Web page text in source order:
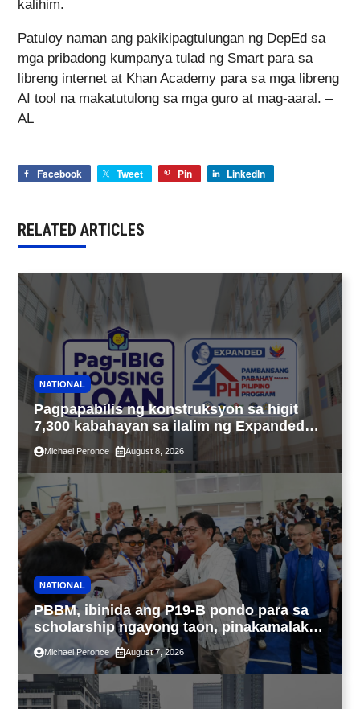
kalihim.
Patuloy naman ang pakikipagtulungan ng DepEd sa
mga pribadong kumpanya tulad ng Smart para sa
libreng internet at Khan Academy para sa mga libreng
AI tool na makatutulong sa mga guro at mag-aaral. –
AL
Facebook Tweet Pin LinkedIn
RELATED ARTICLES
NATIONAL
Pagpapabilis ng konstruksyon sa higit
7,300 kabahayan sa ilalim ng Expanded
4PH, posible na sa pagtutulungan ng Pag-
IBIG at P.A. Alvarez
Michael Peronce August 8, 2026
NATIONAL
PBBM, ibinida ang P19-B pondo para sa
scholarship ngayong taon, pinakamalaki
sa kasaysayan ng TESDA
Michael Peronce August 7, 2026